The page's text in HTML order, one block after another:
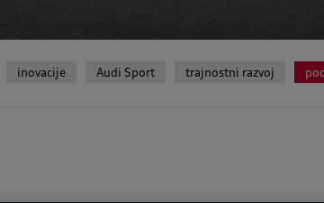
inovacije Audi Sport trajnostni razvoj